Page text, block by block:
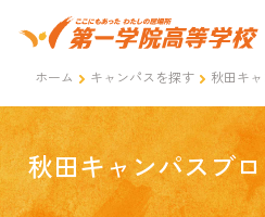
ホーム キャンパスを探す 秋田キ
秋田キャンパスブ